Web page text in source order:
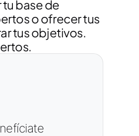
base de
o ofrecer tus
tus objetivos.